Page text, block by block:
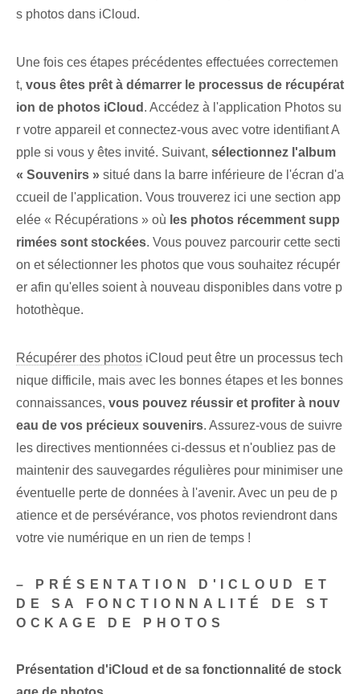
s photos dans iCloud.
Une fois ces étapes précédentes effectuées correctemen
t, vous êtes prêt à démarrer le processus de récupérat
ion de photos iCloud . Accédez à l'application Photos su
r votre appareil et connectez-vous avec votre identifiant A
pple si vous y êtes invité. Suivant, sélectionnez l'album
« Souvenirs » situé ⁣dans la barre inférieure de l'écran d'a
ccueil de l'application.⁤ Vous trouverez ici une⁣ section⁤ app
elée « Récupérations » où les photos récemment supp
rimées sont stockées. Vous pouvez parcourir cette secti
on et sélectionner les photos que vous souhaitez récupér
er afin qu'elles soient à nouveau disponibles dans votre p
hotothèque.
Récupérer des photos iCloud peut être un processus tech
nique difficile, mais avec les bonnes étapes et les bonnes
connaissances, vous pouvez réussir et profiter à nouv
eau de vos précieux souvenirs. Assurez-vous de suivre
les directives mentionnées ci-dessus et n'oubliez pas de
maintenir des sauvegardes régulières pour minimiser une
éventuelle perte de données à l'avenir. Avec un peu de p
atience et de persévérance, vos photos reviendront dans
votre vie numérique en un rien de temps !
– PRÉSENTATION D'ICLOUD ET
DE SA FONCTIONNALITÉ DE ST
OCKAGE DE PHOTOS
Présentation d'iCloud ⁣et​ de sa fonctionnalité de stock